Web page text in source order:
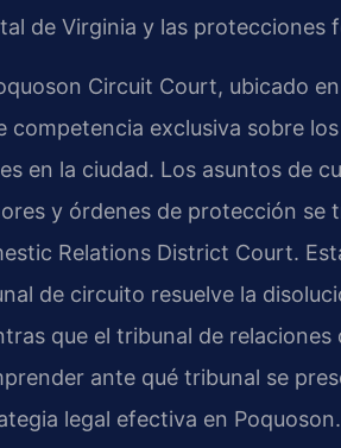
de Virginia y las protecciones
Circuit Court, ubicado
competencia exclusiva sobre
en la ciudad. Los asuntos de
y órdenes de protección se
Relations District Court.
de circuito resuelve la
que el tribunal de
ante qué tribunal se
legal efectiva en Poquoson.